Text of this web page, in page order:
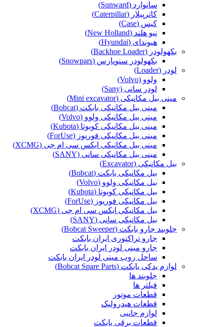
سانوارد (Sunward)
کاترپیلار (Caterpillar)
کیس (Case)
نیو هلند (New Holland)
هیوندای (Hyundai)
بکهولودر (Backhoe Loader)
بکهولودر سنوپارس (Snowpars)
لودر (Loader)
ولوو (Volvo)
لودر سانی (Sany)
مینی بیل مکانیکی (Mini excavator)
مینی بیل مکانیکی بابکت (Bobcat)
مینی بیل مکانیکی ولوو (Volvo)
مینی بیل مکانیکی کوبوتا (Kubota)
مینی بیل مکانیکی فوریوز (ForUse)
مینی بیل مکانیکی ایکس سی ام جی (XCMG)
مینی بیل مکانیکی سانی (SANY)
بیل مکانیکی (Excavator)
بیل مکانیکی بابکت (Bobcat)
بیل مکانیکی ولوو (Volvo)
بیل مکانیکی کوبوتا (Kubota)
بیل مکانیکی فوریوز (ForUse)
بیل مکانیکی ایکس سی ام جی (XCMG)
بیل مکانیکی سانی (SANY)
جلوبند جارو بابکت (Bobcat Sweeper)
جارو تراکتوری ایران بابکت
جارو مینی لودر ایران بابکت
ساحل روب مینی لودر ایران بابکت
لوازم یدکی بابکت (Bobcat Spare Parts)
جلوبند ها
فیلتر ها
قطعات موتور
قطعات هیدرولیک
لوازم جانبی
قطعات برقی بابکت